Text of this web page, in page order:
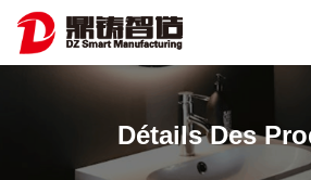
Détails Des